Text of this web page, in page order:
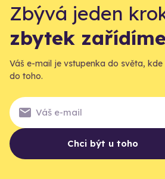
Zbývá jeden
zbytek
Váš e-mail je vstupenka do světa,
do toho.
Chci být u toho